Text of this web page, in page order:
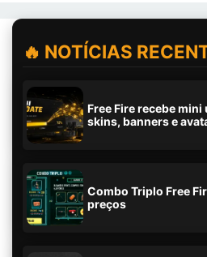
🔥 NOTÍCIAS
Free Fire recebe mini
skins, banners e
Combo Triplo Free
preços